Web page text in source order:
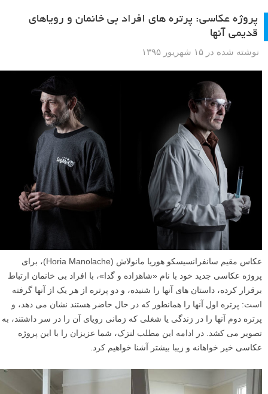
پروژه عکاسی: پرتره های افراد بی خانمان و رویاهای
قدیمی آنها
نوشته شده در ۱۵ شهریور ۱۳۹۵
عکاس مقیم سانفرانسیسکو هوریا مانولاش (Horia Manolache)، برای
پروژه عکاسی جدید خود با نام «شاهزاده و گدا»، با افراد بی خانمان ارتباط
برقرار کرده، داستان های آنها را شنیده، و دو پرتره از هر یک از آنها گرفته
است: پرتره اول آنها را همانطور که در حال حاضر هستند نشان می دهد، و
پرتره دوم آنها را در زندگی یا شغلی که زمانی رویای آن را در سر داشتند، به
تصویر می کشد. در ادامه این مطلب لنزک، شما عزیزان را با این پروژه
عکاسی خیر خواهانه و زیبا بیشتر آشنا خواهیم کرد.